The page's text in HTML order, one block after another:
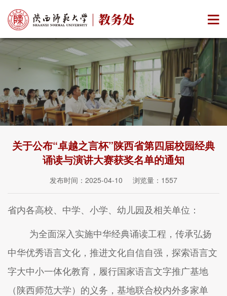
关于公布“卓越之言杯”陕西省第四届校园经典
诵读与演讲大赛获奖名单的通知
发布时间：2025-04-10 浏览量： 1557
省内各高校、中学、小学、幼儿园及相关单位：
为全面深入实施中华经典诵读工程 ， 传承弘扬
中华优秀语言文化，推进文化自信自强，探索语言文
字大中小一体化教育， 履行国家语言文字推广基地
（ 陕西师范大学 ） 的义务， 基地联合校内外多家单